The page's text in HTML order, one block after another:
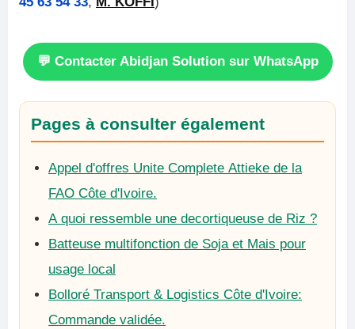
💬 Contacter Abidjan Solution sur WhatsApp
Pages à consulter également
Appel d'offres Unite Complete Attieke de la
FAO Côte d'Ivoire.
A quoi ressemble une decortiqueuse de Riz ?
Batteuse multifonction de Soja et Mais pour
usage local
Bolloré Transport & Logistics Côte d'Ivoire:
Commande validée.